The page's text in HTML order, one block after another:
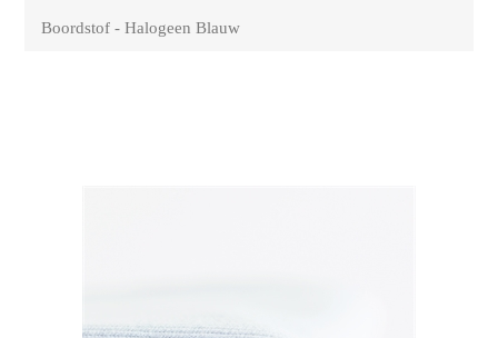
Boordstof - Halogeen Blauw